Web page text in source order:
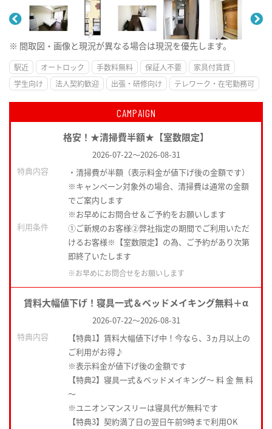
※ 間取図・画像と現況が異なる場合は現況を優先します。
駅近 オートロック 手数料無料 保証人不要
家具付賃貸
学生向け
法人契約歓迎 出張・研修向け テレワーク・在宅勤務可
CAMPAIGN
格安！★清掃費半額★【室数限定】
2026-07-22～2026-08-31
特典内容
・清掃費が半額（表示料金が値下げ後の金額です）
※キャンペーン対象外の場合、清掃費は通常の金額
でご案内します
※お早めにお問合せ＆ご予約をお願いします
利用条件
①ご新規のお客様②弊社指定の期間でご利用いただ
けるお客様※【室数限定】の為、ご予約があり次第
即終了いたします
※お早めにお問合せをお願いします
賃料大幅値下げ！寝具一式＆ベッドメイキング無料＋α
2026-07-22～2026-08-31
特典内容
【特典1】賃料大幅値下げ中！今なら、3ヵ月以上の
ご利用がお得♪
※表示料金が値下げ後の金額です
【特典2】寝具一式＆ベッドメイキング〜 料 金 無 料
〜
※ユニオンマンスリーは寝具代が無料です
【特典3】契約満了日の翌日午前9時まで利用OK